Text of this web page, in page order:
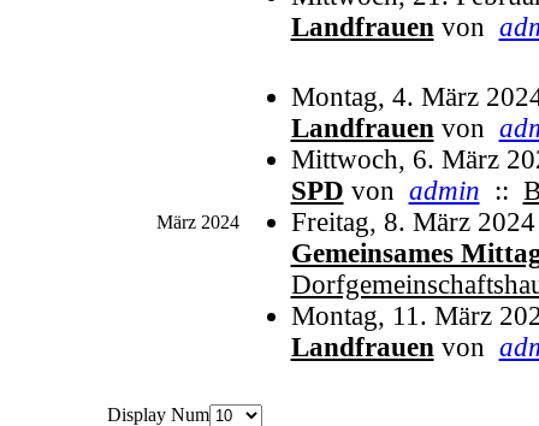
Landfrauenvon
März 2024
Montag, 4. März
Landfrauenvon
Mittwoch, 6. März
SPD von admin ::
Freitag, 8. März 2024
Gemeinsames
Montag, 11. März
Landfrauenvon
Display Num